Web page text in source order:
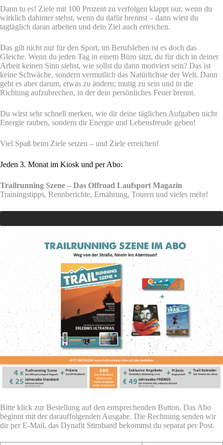
Dann tu es! Ziele mit 100 Prozent zu verfolgen klappt nur, wenn du
wirklich dahinter stehst, wenn du dafür brennst – dann wirst du
tagtäglich daran arbeiten und dein Ziel auch erreichen.
Das gilt nicht nur für den Sport, im Berufsleben ist es doch das
Gleiche. Wenn du jeden Tag in einem Büro sitzt, du für dich in deiner
Arbeit keinen Sinn siehst, wie sollst du dann motiviert sein? Das ist
keine Schwäche, sondern vermutlich das Natürlichste der Welt. Dann
geht es aber darum, etwas zu ändern; mutig zu sein und in die
Richtung aufzubrechen, in der dein persönliches Feuer brennt.
Du wirst sehr schnell merken, wie dir deine täglichen Aufgaben nicht
Energie rauben, sondern dir Energie und Lebensfreude geben!
Viel Spaß beim Ziele setzen – und Ziele erreichen!
Jeden 3. Monat im Kiosk und per Abo:
Trailrunning Szene – Das Offroad Laufsport Magazin
Trainingstipps, Rennberichte, Ernährung, Touren und vieles mehr!
Bitte klick zur Bestellung auf den entsprechenden Button. Das Abo
beginnt mit der darauffolgenden Ausgabe. Die Rechnung senden wir
dir per E-Mail, das Dynafit Stirnband bekommst du separat per Post.